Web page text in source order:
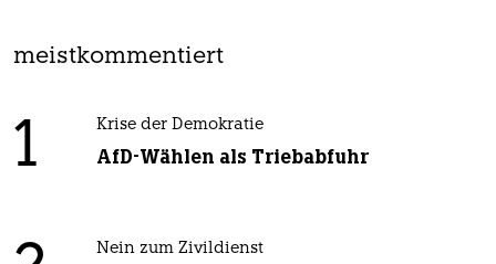
meistkommentiert
1 Krise der Demokratie
AfD-Wählen als Triebabfuhr
Nein zum Zivildienst